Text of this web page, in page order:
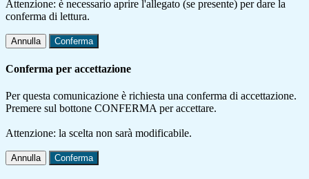
Attenzione: è necessario aprire l'allegato (se presente) per dare la
conferma di lettura.
Annulla Conferma
Conferma per accettazione
Per questa comunicazione è richiesta una conferma di accettazione.
Premere sul bottone CONFERMA per accettare.
Attenzione: la scelta non sarà modificabile.
Annulla Conferma